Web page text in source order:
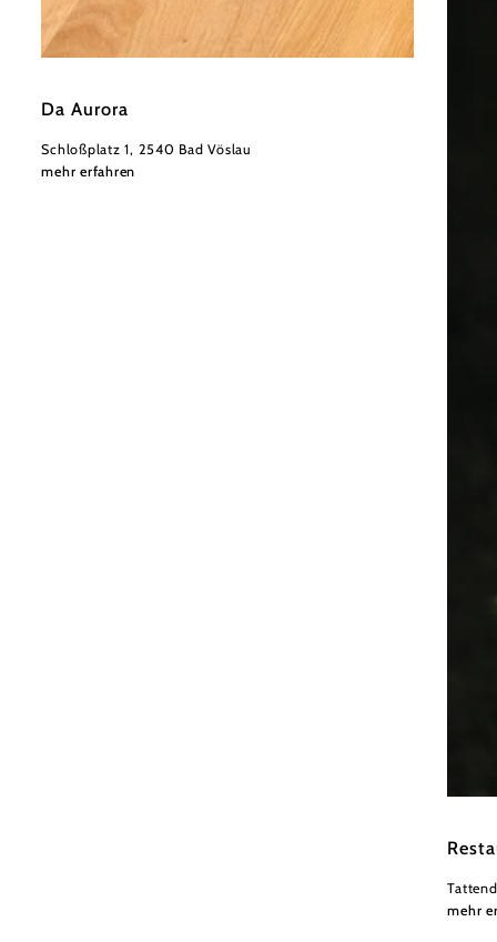
Da Aurora
Schloßplatz 1, 2540 Bad Vöslau
mehr erfahren
mehr